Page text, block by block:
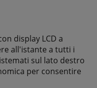
display LCD a
all'istante a tutti i
sul lato destro
per consentire